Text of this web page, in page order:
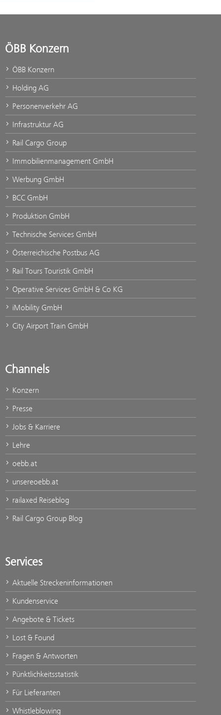
ÖBB Konzern
ÖBB Konzern
Holding AG
Personenverkehr AG
Infrastruktur AG
Rail Cargo Group
Immobilienmanagement GmbH
Werbung GmbH
BCC GmbH
Produktion GmbH
Technische Services GmbH
Österreichische Postbus AG
Rail Tours Touristik GmbH
Operative Services GmbH & Co KG
iMobility GmbH
City Airport Train GmbH
Channels
Konzern
Presse
Jobs & Karriere
Lehre
oebb.at
unsereoebb.at
railaxed Reiseblog
Rail Cargo Group Blog
Services
Aktuelle Streckeninformationen
Kundenservice
Angebote & Tickets
Lost & Found
Fragen & Antworten
Pünktlichkeitsstatistik
Für Lieferanten
Whistleblowing